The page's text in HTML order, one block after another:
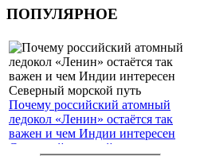
ПОПУЛЯРНОЕ
Почему российский атомный
ледокол «Ленин» остаётся так
важен и чем Индии интересен
Северный морской путь